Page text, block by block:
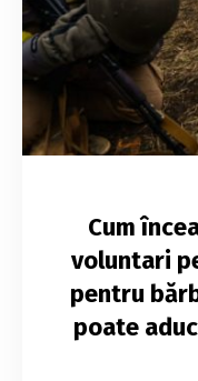
Cum
voluntari
pentru
poate